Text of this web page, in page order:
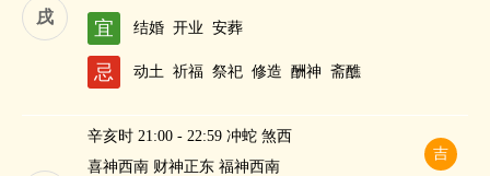
戌
宜 结婚 开业 安葬
忌 动土 祈福 祭祀 修造 酬神 斋醮
吉
辛亥时 21:00 - 22:59 冲蛇 煞西
喜神西南 财神正东 福神西南